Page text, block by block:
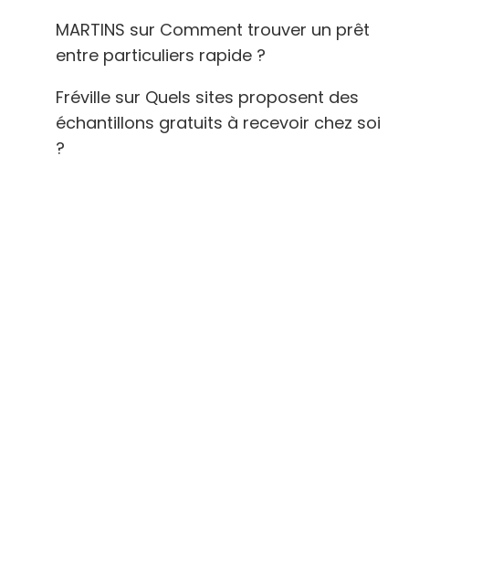
MARTINS sur Comment trouver un prêt
entre particuliers rapide ?
Fréville sur Quels sites proposent des
échantillons gratuits à recevoir chez soi
?